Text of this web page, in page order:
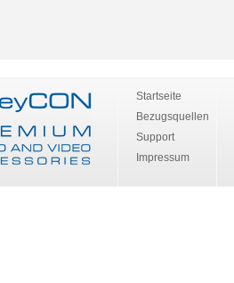
Startseite
Bezugsquellen
Support
Impressum